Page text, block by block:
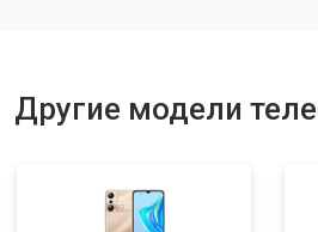
Другие модели